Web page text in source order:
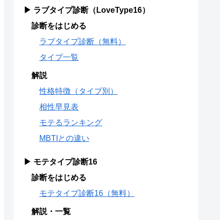
▶ ラブタイプ診断（LoveType16）
診断をはじめる
ラブタイプ診断（無料）
タイプ一覧
解説
性格特徴（タイプ別）
相性早見表
モテるランキング
MBTIとの違い
▶ モテタイプ診断16
診断をはじめる
モテタイプ診断16（無料）
解説・一覧